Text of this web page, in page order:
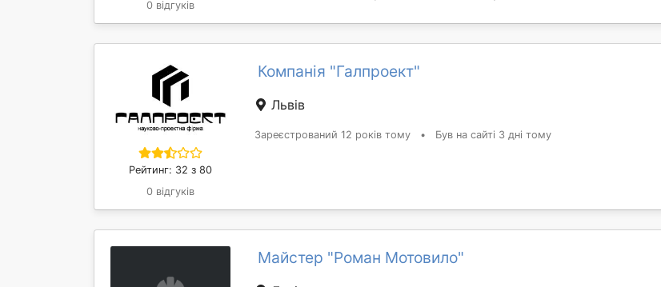
0 відгуків
Рейтинг: 32 з 80
0 відгуків
Компанія "Галпроект"
Львів
Зареєстрований 12 років тому • Був на сайті 3 дні тому
Майстер "Роман Мотовило"